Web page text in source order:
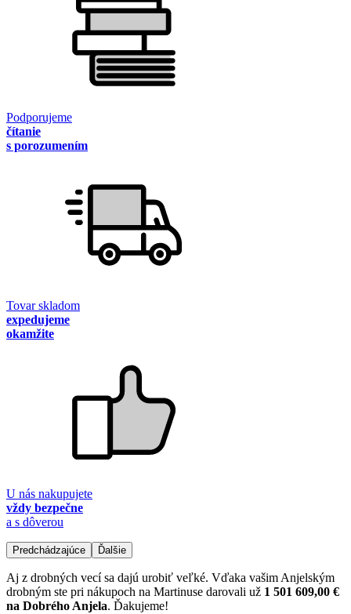
Podporujeme
čítanie
s porozumením
Tovar skladom
expedujeme
okamžite
U nás nakupujete
vždy bezpečne
a s dôverou
Predchádzajúce Ďalšie
Aj z drobných vecí sa dajú urobiť veľké. Vďaka vašim Anjelským
drobným ste pri nákupoch na Martinuse darovali už 1 501 609,00 €
na Dobrého Anjela. Ďakujeme!